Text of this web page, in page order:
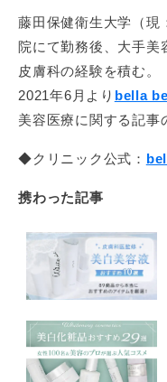
藤田保健衛生大学（現
院にて勤務後、大手美
皮膚科の経験を積む。
2021年6月より bella
美容医療に関する記事
◆クリニック公式：
携わった記事